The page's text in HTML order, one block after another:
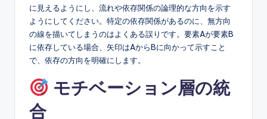
に見えるようにし、流れや依存関係の論理的な方向を示す
ようにしてください。特定の依存関係があるのに、無方向
の線を描いてしまうのはよくある誤りです。要素Aが要素B
に依存している場合、矢印はAからBに向かって示すこと
で、依存の方向を明確にします。
モチベーション層の統
合